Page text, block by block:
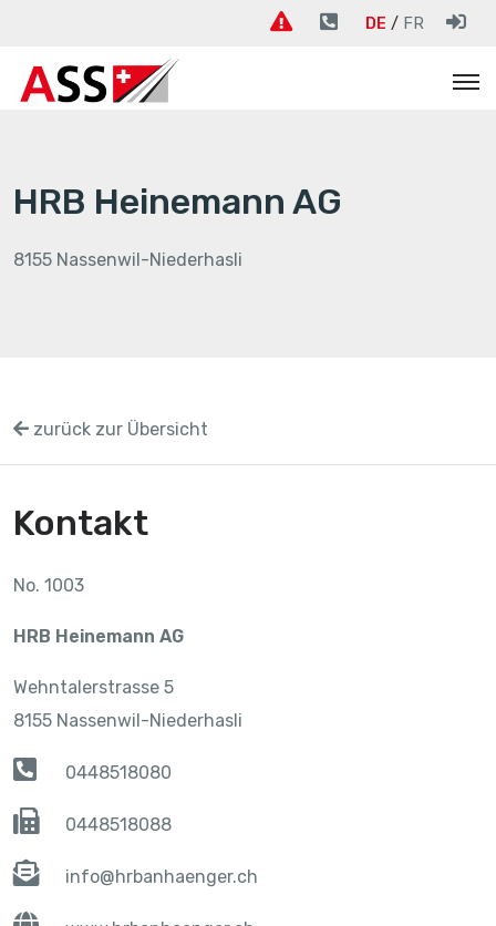
DE FR
HRB Heinemann AG
8155 Nassenwil-Niederhasli
zurück zur Übersicht
Kontakt
No. 1003
HRB Heinemann AG
Wehntalerstrasse 5
8155 Nassenwil-Niederhasli
0448518080
0448518088
info@hrbanhaenger.ch